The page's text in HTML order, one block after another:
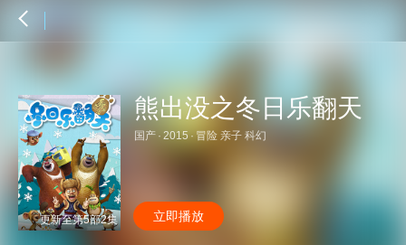
更新至第5部2集
熊出没之冬日乐翻天
国产 · 2015 · 冒险 亲子 科幻
立即播放